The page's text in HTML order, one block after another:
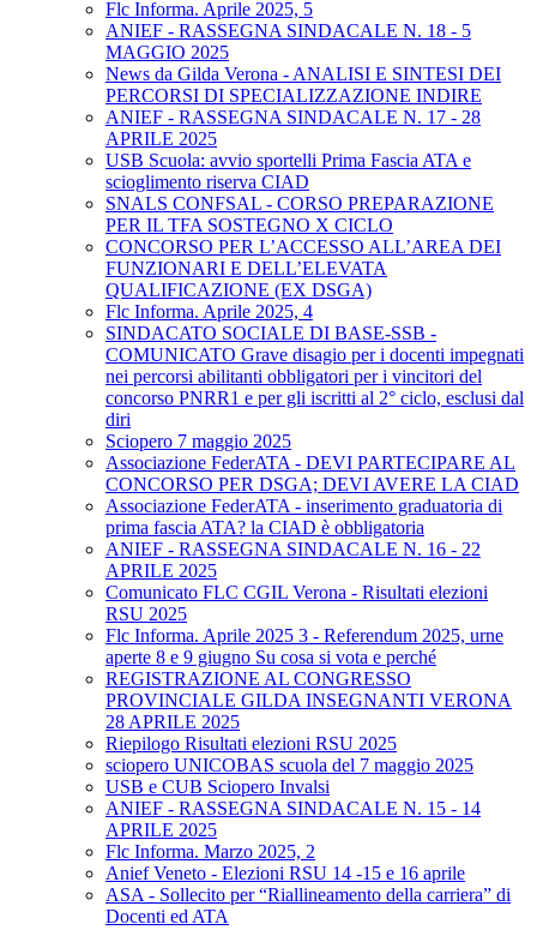
Flc Informa. Aprile 2025, 5
ANIEF - RASSEGNA SINDACALE N. 18 - 5
MAGGIO 2025
News da Gilda Verona - ANALISI E SINTESI DEI
PERCORSI DI SPECIALIZZAZIONE INDIRE
ANIEF - RASSEGNA SINDACALE N. 17 - 28
APRILE 2025
USB Scuola: avvio sportelli Prima Fascia ATA e
scioglimento riserva CIAD
SNALS CONFSAL - CORSO PREPARAZIONE
PER IL TFA SOSTEGNO X CICLO
CONCORSO PER L’ACCESSO ALL’AREA DEI
FUNZIONARI E DELL’ELEVATA
QUALIFICAZIONE (EX DSGA)
Flc Informa. Aprile 2025, 4
SINDACATO SOCIALE DI BASE-SSB -
COMUNICATO Grave disagio per i docenti impegnati
nei percorsi abilitanti obbligatori per i vincitori del
concorso PNRR1 e per gli iscritti al 2° ciclo, esclusi dal
diri
Sciopero 7 maggio 2025
Associazione FederATA - DEVI PARTECIPARE AL
CONCORSO PER DSGA; DEVI AVERE LA CIAD
Associazione FederATA - inserimento graduatoria di
prima fascia ATA? la CIAD è obbligatoria
ANIEF - RASSEGNA SINDACALE N. 16 - 22
APRILE 2025
Comunicato FLC CGIL Verona - Risultati elezioni
RSU 2025
Flc Informa. Aprile 2025 3 - Referendum 2025, urne
aperte 8 e 9 giugno Su cosa si vota e perché
REGISTRAZIONE AL CONGRESSO
PROVINCIALE GILDA INSEGNANTI VERONA
28 APRILE 2025
Riepilogo Risultati elezioni RSU 2025
sciopero UNICOBAS scuola del 7 maggio 2025
USB e CUB Sciopero Invalsi
ANIEF - RASSEGNA SINDACALE N. 15 - 14
APRILE 2025
Flc Informa. Marzo 2025, 2
Anief Veneto - Elezioni RSU 14 -15 e 16 aprile
ASA - Sollecito per “Riallineamento della carriera” di
Docenti ed ATA